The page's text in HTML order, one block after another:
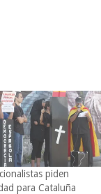
piden
para Cataluña